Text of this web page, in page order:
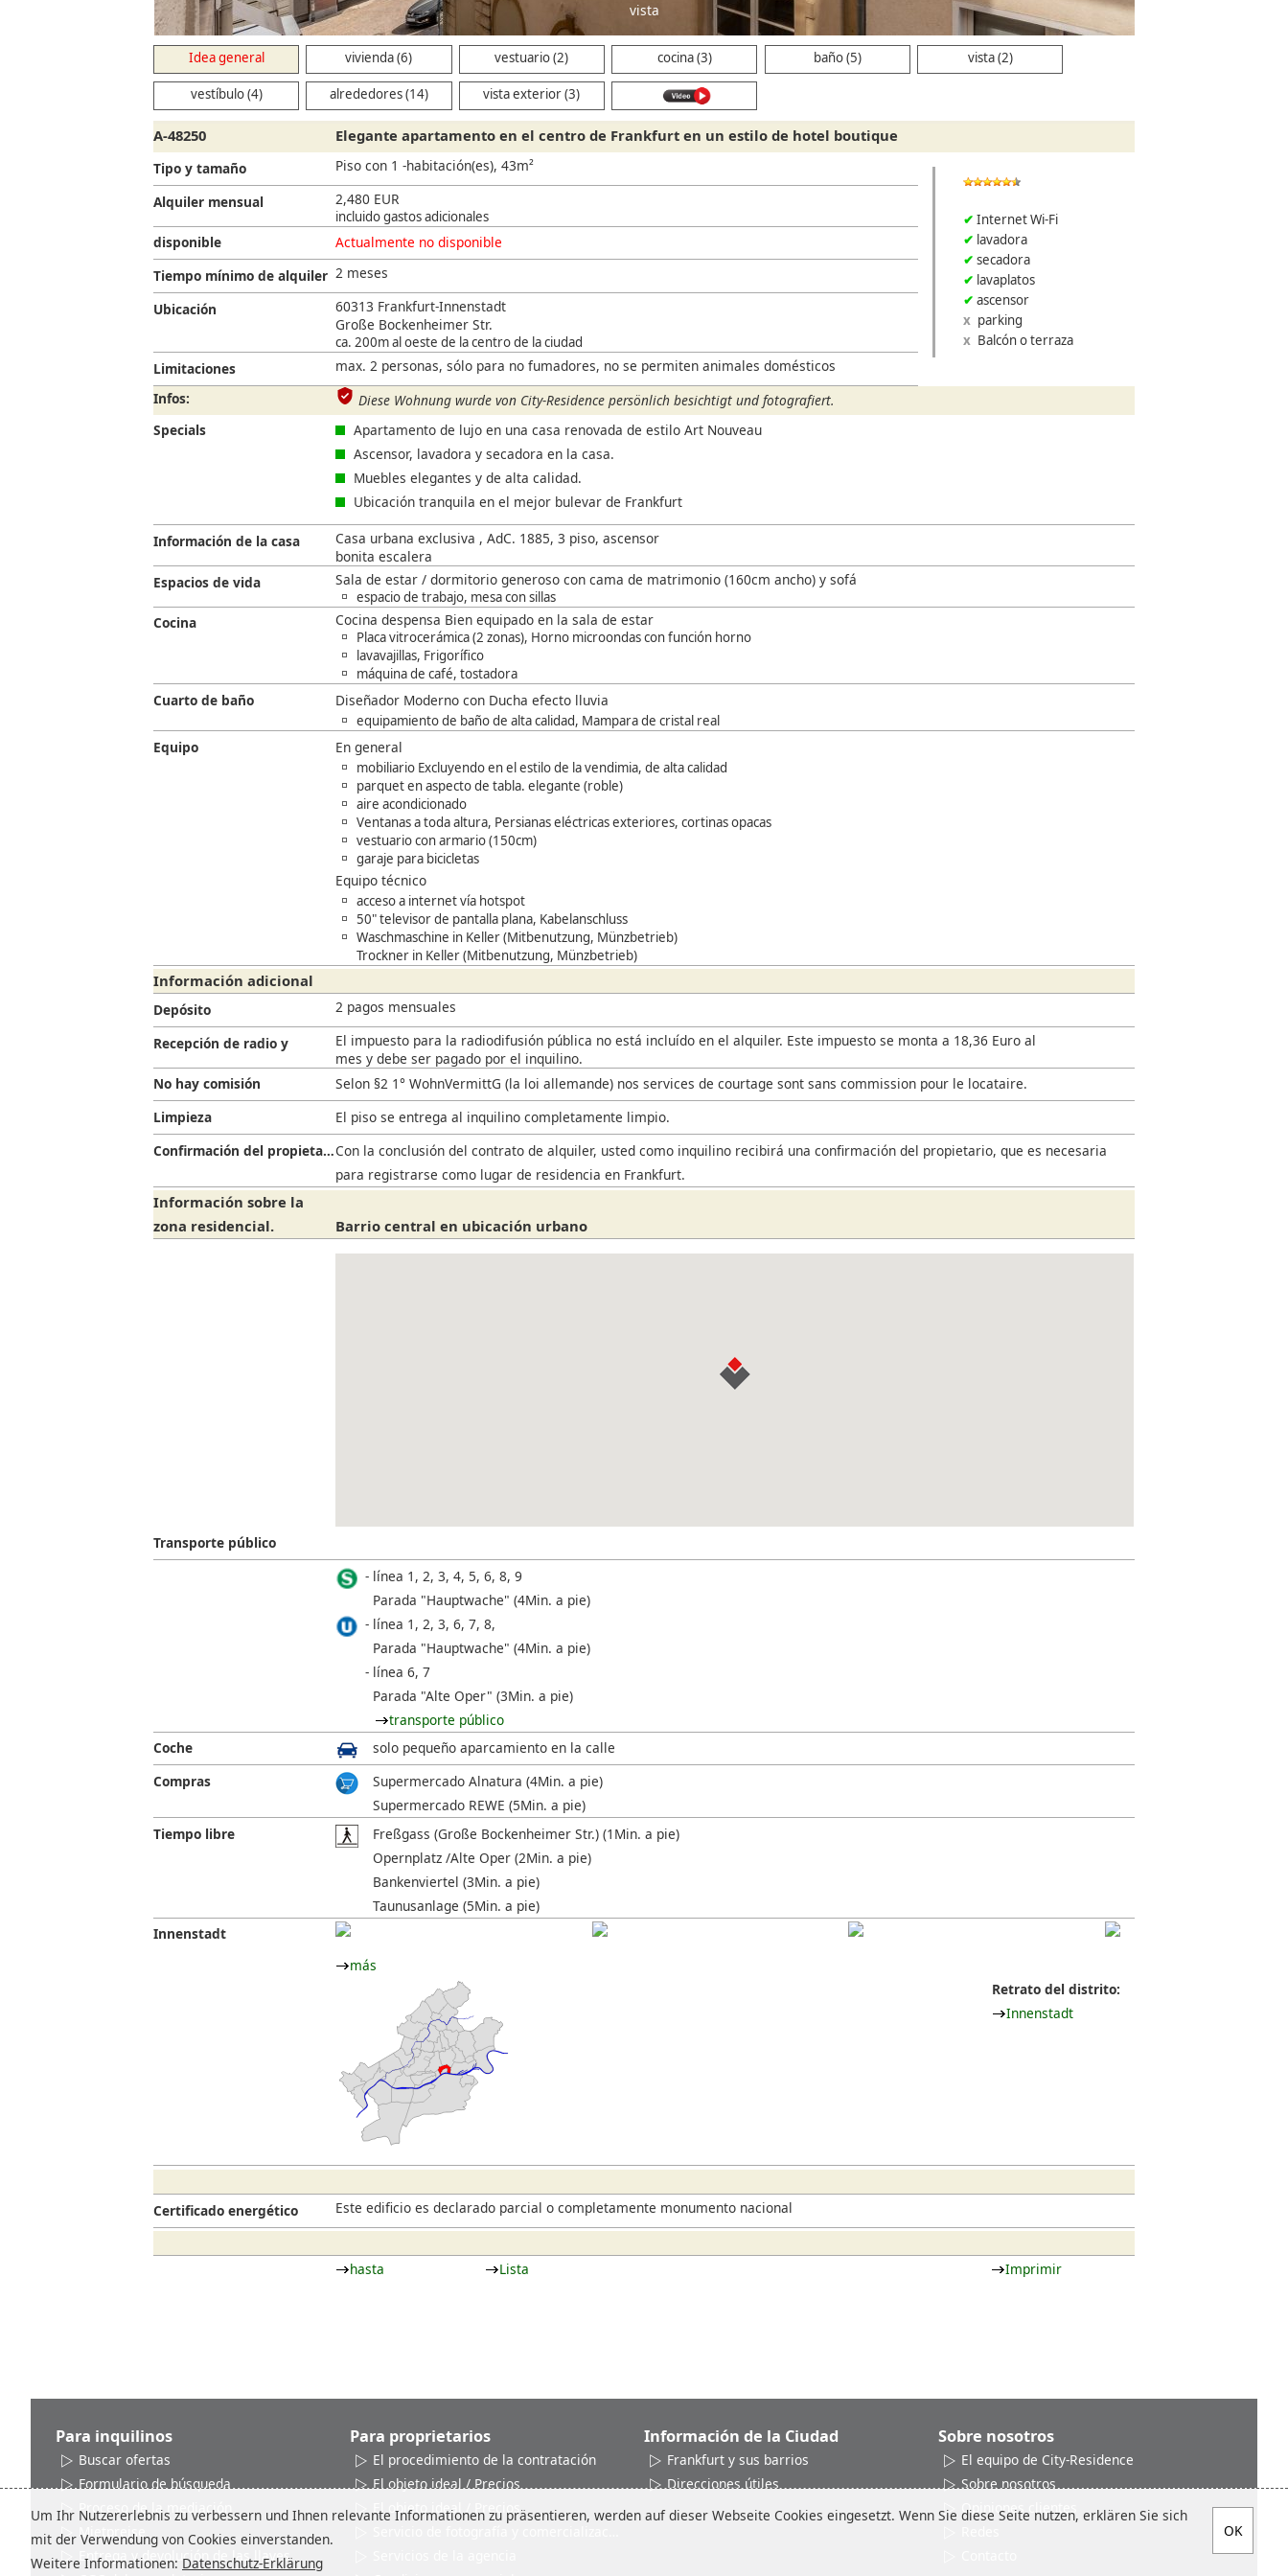
vista
Idea general vivienda (6) vestuario (2) cocina (3) baño (5) vista (2)
vestíbulo (4) alrededores (14) vista exterior (3)
A-48250 Elegante apartamento en el centro de Frankfurt en un estilo de hotel boutique
Internet Wi-Fi
lavadora
secadora
lavaplatos
ascensor
parking
Balcón o terraza
Tipo y tamaño
Piso con 1 -habitación(es), 43m²
Alquiler mensual
2,480 EUR
incluido gastos adicionales
disponible
Actualmente no disponible
Tiempo mínimo de alquiler 2 meses
Ubicación
60313 Frankfurt-Innenstadt
Große Bockenheimer Str.
ca. 200m al oeste de la centro de la ciudad
Limitaciones
max. 2 personas, sólo para no fumadores, no se permiten animales domésticos
Infos:
Diese Wohnung wurde von City-Residence persönlich besichtigt und fotografiert.
Specials
Apartamento de lujo en una casa renovada de estilo Art Nouveau
Ascensor, lavadora y secadora en la casa.
Muebles elegantes y de alta calidad.
Ubicación tranquila en el mejor bulevar de Frankfurt
Información de la casa
Casa urbana exclusiva , AdC. 1885, 3 piso, ascensor
bonita escalera
Espacios de vida
Sala de estar / dormitorio generoso con cama de matrimonio (160cm ancho) y sofá
espacio de trabajo, mesa con sillas
Cocina Cocina despensa Bien equipado en la sala de estar
Placa vitrocerámica (2 zonas), Horno microondas con función horno
lavavajillas, Frigorífico
máquina de café, tostadora
Cuarto de baño Diseñador Moderno con Ducha efecto lluvia
equipamiento de baño de alta calidad, Mampara de cristal real
Equipo En general
mobiliario Excluyendo en el estilo de la vendimia, de alta calidad
parquet en aspecto de tabla. elegante (roble)
aire acondicionado
Ventanas a toda altura, Persianas eléctricas exteriores, cortinas opacas
vestuario con armario (150cm)
garaje para bicicletas
Equipo técnico
acceso a internet vía hotspot
50" televisor de pantalla plana, Kabelanschluss
Waschmaschine in Keller (Mitbenutzung, Münzbetrieb)
Trockner in Keller (Mitbenutzung, Münzbetrieb)
Información adicional
Depósito
2 pagos mensuales
Recepción de radio y
televisión
El impuesto para la radiodifusión pública no está incluído en el alquiler. Este impuesto se monta a 18,36 Euro al
mes y debe ser pagado por el inquilino.
No hay comisión
Selon §2 1° WohnVermittG (la loi allemande) nos services de courtage sont sans commission pour le locataire.
Limpieza
El piso se entrega al inquilino completamente limpio.
Confirmación del propietarioCon la conclusión del contrato de alquiler, usted como inquilino recibirá una confirmación del propietario, que es necesaria
para registrarse como lugar de residencia en Frankfurt.
Información sobre la
zona residencial.
Barrio central en ubicación urbano
Transporte público
línea 1, 2, 3, 4, 5, 6, 8, 9
Parada "Hauptwache" (4Min. a pie)
línea 1, 2, 3, 6, 7, 8,
Parada "Hauptwache" (4Min. a pie)
línea 6, 7
Parada "Alte Oper" (3Min. a pie)
transporte público
Coche
solo pequeño aparcamiento en la calle
Compras
Supermercado Alnatura (4Min. a pie)
Supermercado REWE (5Min. a pie)
Tiempo libre
Freßgass (Große Bockenheimer Str.) (1Min. a pie)
Opernplatz /Alte Oper (2Min. a pie)
Bankenviertel (3Min. a pie)
Taunusanlage (5Min. a pie)
Innenstadt
más
Retrato del distrito:
Innenstadt
Certificado energético Este edificio es declarado parcial o completamente monumento nacional
hasta Lista Imprimir
Para inquilinos
Buscar ofertas
Formulario de búsqueda
Proceso de la mediación
Mietpreise
Entrega y devolución de las llaves
Para proprietarios
El procedimiento de la contratación
El objeto ideal / Precios
El objeto ideal / Precios
Información de la Ciudad
Frankfurt y sus barrios
Direcciones útiles
Sobre nosotros
El equipo de City-Residence
Sobre nosotros
Opiniones clientes
Um Ihr Nutzererlebnis zu verbessern und Ihnen relevante Informationen zu präsentieren, werden auf dieser Webseite Cookies eingesetzt. Wenn Sie diese Seite nutzen, erklären Sie sich
mit der Verwendung von Cookies einverstanden.
Weitere Informationen: Datenschutz-Erklärung